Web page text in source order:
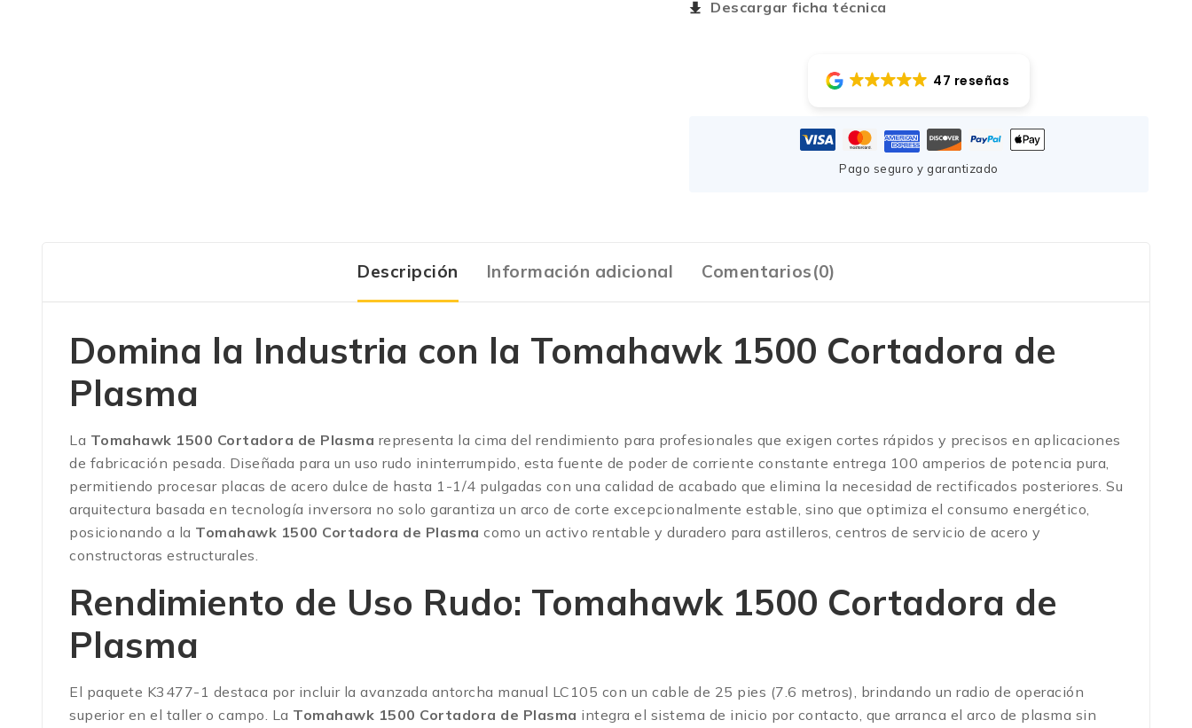
Descargar ficha técnica
47 reseñas
Pago seguro y garantizado
Descripción Información adicional Comentarios(0)
Domina la Industria con la Tomahawk 1500 Cortadora de
Plasma
La Tomahawk 1500 Cortadora de Plasma representa la cima del rendimiento para profesionales que exigen cortes rápidos y precisos en aplicaciones
de fabricación pesada. Diseñada para un uso rudo ininterrumpido, esta fuente de poder de corriente constante entrega 100 amperios de potencia pura,
permitiendo procesar placas de acero dulce de hasta 1-1/4 pulgadas con una calidad de acabado que elimina la necesidad de rectificados posteriores. Su
arquitectura basada en tecnología inversora no solo garantiza un arco de corte excepcionalmente estable, sino que optimiza el consumo energético,
posicionando a la Tomahawk 1500 Cortadora de Plasma como un activo rentable y duradero para astilleros, centros de servicio de acero y
constructoras estructurales.
Rendimiento de Uso Rudo: Tomahawk 1500 Cortadora de
Plasma
El paquete K3477-1 destaca por incluir la avanzada antorcha manual LC105 con un cable de 25 pies (7.6 metros), brindando un radio de operación
superior en el taller o campo. La Tomahawk 1500 Cortadora de Plasma integra el sistema de inicio por contacto, que arranca el arco de plasma sin